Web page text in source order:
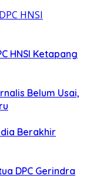
HNSI Ketapang
Belum Usai,
Berakhir
DPC Gerindra